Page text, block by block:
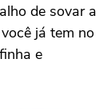
de sovar a
já tem no
e